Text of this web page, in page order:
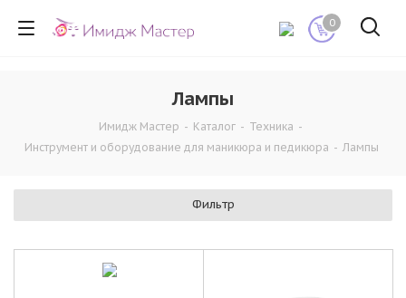
0
Лампы
Имидж Мастер - Каталог - Техника -
Инструмент и оборудование для маникюра и педикюра - Лампы
Фильтр